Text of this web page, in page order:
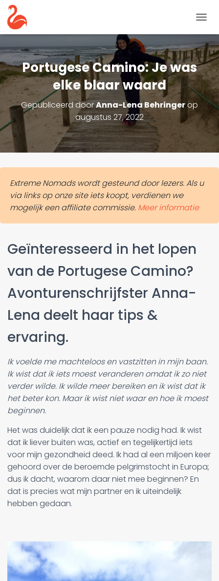
A
V
I
G
A
T
E
O
G
E
Portugese Camino: Je was
elke blaar waard
Gepubliceerd doorAnna-Lena Behringerop
augustus 27, 2022
Extreme Nomads wordt gesteund door lezers. Als u
via links op onze site iets koopt, verdienen we
mogelijk een affiliate commissie. Meer informatie
Geïnteresseerd in het lopen
van de Portugese Camino?
Avonturenschrijfster Anna-
Lena deelt haar tips &
ervaring.
Ik voelde me machteloos en vastzitten in mijn baan.
Ik wist dat ik iets moest veranderen omdat ik zo niet
verder wilde. Ik wilde meer bereiken en ik wist dat ik
het beter kon. Maar ik wist niet waar en hoe ik moest
beginnen.
Het was duidelijk dat ik een pauze nodig had. Ik wist
dat ik liever buiten was, actief en tegelijkertijd iets
voor mijn gezondheid deed. Ik had al een miljoen keer
gehoord over de beroemde pelgrimstocht in Europa;
dus ik dacht, waarom daar niet mee beginnen? En
dat is precies wat mijn partner en ik uiteindelijk
hebben gedaan.